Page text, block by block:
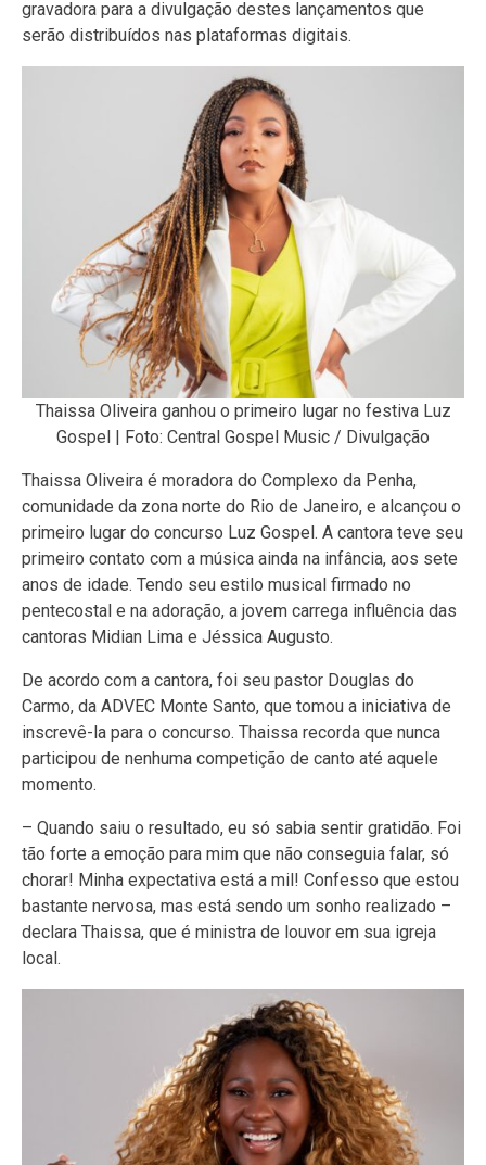
gravadora para a divulgação destes lançamentos que
serão distribuídos nas plataformas digitais.
Thaissa Oliveira ganhou o primeiro lugar no festiva Luz
Gospel | Foto: Central Gospel Music / Divulgação
Thaissa Oliveira é moradora do Complexo da Penha,
comunidade da zona norte do Rio de Janeiro, e alcançou o
primeiro lugar do concurso Luz Gospel. A cantora teve seu
primeiro contato com a música ainda na infância, aos sete
anos de idade. Tendo seu estilo musical firmado no
pentecostal e na adoração, a jovem carrega influência das
cantoras Midian Lima e Jéssica Augusto.
De acordo com a cantora, foi seu pastor Douglas do
Carmo, da ADVEC Monte Santo, que tomou a iniciativa de
inscrevê-la para o concurso. Thaissa recorda que nunca
participou de nenhuma competição de canto até aquele
momento.
– Quando saiu o resultado, eu só sabia sentir gratidão. Foi
tão forte a emoção para mim que não conseguia falar, só
chorar! Minha expectativa está a mil! Confesso que estou
bastante nervosa, mas está sendo um sonho realizado –
declara Thaissa, que é ministra de louvor em sua igreja
local.